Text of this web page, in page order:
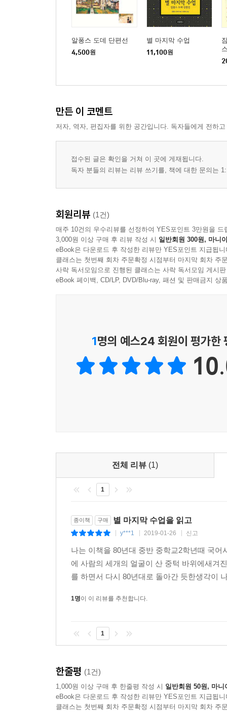
알퐁스 도데 단편선
4,500원
별 마지막 수업
11,100원
만든 이 코멘트
저자, 역자, 편집자를 위한 공간입니다. 독자들에게 전하
접수된 글은 확인을 거쳐 이 곳에 게재됩니다.
독자 분들의 리뷰는 리뷰 쓰기를, 책에 대한 문의는
회원리뷰 (1건)
매주 10건의 우수리뷰를 선정하여 YES포인트 3만원을 드
3,000원 이상 구매 후 리뷰 작성 시 일반회원 300원, 마니
eBook은 다운로드 후 작성한 리뷰만 YES포인트 지급됩니
클래스는 첫번째 회차 주문확정 시점부터 마지막 회차 주
사락 독서모임으로 진행된 클래스는 사락 독서모임 게시
eBook 페이백, CD/LP, DVD/Blu-ray, 패션 및 판매금지 상
1명의 예스24 회원이 평가한
전체 리뷰 (1)
1
종이책 구매 별 마지막 수업을 읽고
y***1 2019-01-26 신고
나는 이책을 80년대 중반 중학교2학년때 국
에 사람의 세개의 얼굴이 산 중턱 바위에새겨
를 하면서 다시 80년대로 돌아간 듯한생각이
1명이 이 리뷰를 추천합니다.
1
한줄평 (1건)
1,000원 이상 구매 후 한줄평 작성 시 일반회원 50원, 마니
eBook은 다운로드 후 작성한 리뷰만 YES포인트 지급됩니
클래스는 첫번째 회차 주문확정 시점부터 마지막 회차 주